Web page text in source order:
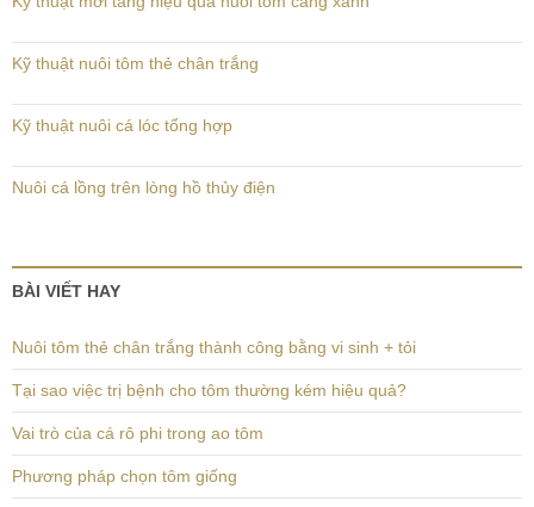
Kỹ thuật nuôi tôm thẻ chân trắng
Kỹ thuật nuôi cá lóc tổng hợp
Nuôi cá lồng trên lòng hồ thủy điện
BÀI VIẾT HAY
Nuôi tôm thẻ chân trắng thành công bằng vi sinh + tỏi
Tại sao việc trị bệnh cho tôm thường kém hiệu quả?
Vai trò của cá rô phi trong ao tôm
Phương pháp chọn tôm giống